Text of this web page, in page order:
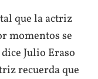
que la actriz
momentos se
Julio Eraso
recuerda que